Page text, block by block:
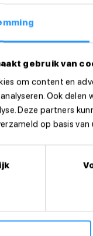
gebruik van
om content en
Ook
Deze partners
op basis van
Solliciteer dan